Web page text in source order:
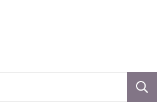
tutti.